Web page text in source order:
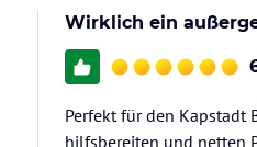
Wirklich ein
Perfekt für den Kapstadt
hilfsbereiten und netten